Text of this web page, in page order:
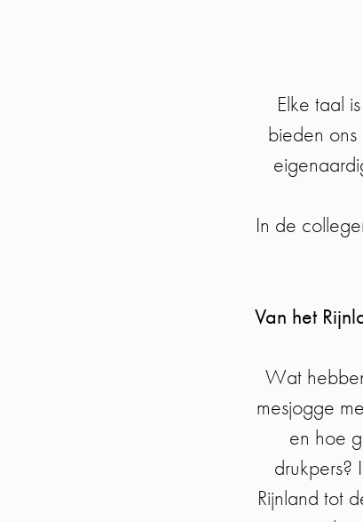
Elke taal
bieden
In de
Van het
Wat
mesjogge
en hoe
drukpers?
Rijnland tot